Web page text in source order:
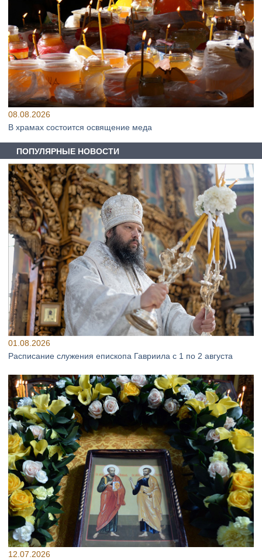
08.08.2026
В храмах состоится освящение меда
ПОПУЛЯРНЫЕ НОВОСТИ
01.08.2026
Расписание служения епископа Гавриила с 1 по 2 августа
12.07.2026